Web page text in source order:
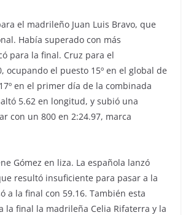
el madrileño Juan Luis Bravo, que
Había superado con más
para la final. Cruz para el
ocupando el puesto 15º en el global de
en el primer día de la combinada
5.62 en longitud, y subió una
con un 800 en 2:24.97, marca
Gómez en liza. La española lanzó
resultó insuficiente para pasar a la
a la final con 59.16. También esta
final la madrileña Celia Rifaterra y la